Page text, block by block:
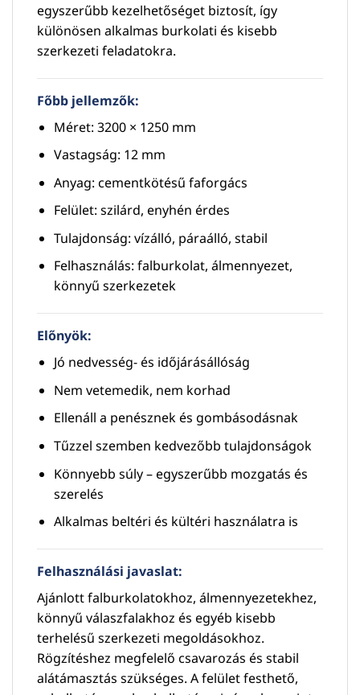
egyszerűbb kezelhetőséget biztosít, így
különösen alkalmas burkolati és kisebb
szerkezeti feladatokra.
Főbb jellemzők:
Méret: 3200 × 1250 mm
Vastagság: 12 mm
Anyag: cementkötésű faforgács
Felület: szilárd, enyhén érdes
Tulajdonság: vízálló, páraálló, stabil
Felhasználás: falburkolat, álmennyezet,
könnyű szerkezetek
Előnyök:
Jó nedvesség- és időjárásállóság
Nem vetemedik, nem korhad
Ellenáll a penésznek és gombásodásnak
Tűzzel szemben kedvezőbb tulajdonságok
Könnyebb súly – egyszerűbb mozgatás és
szerelés
Alkalmas beltéri és kültéri használatra is
Felhasználási javaslat:
Ajánlott falburkolatokhoz, álmennyezetekhez,
könnyű válaszfalakhoz és egyéb kisebb
terhelésű szerkezeti megoldásokhoz.
Rögzítéshez megfelelő csavarozás és stabil
alátámasztás szükséges. A felület festhető,